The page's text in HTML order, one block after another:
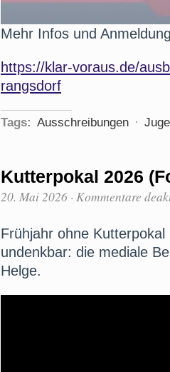
Mehr Infos und
https://klar-voraus.de/
rangsdorf
Tags: Ausschreibungen ·
Kutterpokal 2026
20. Mai 2026 · Kommentare
Frühjahr ohne
undenkbar: die mediale
Helge.